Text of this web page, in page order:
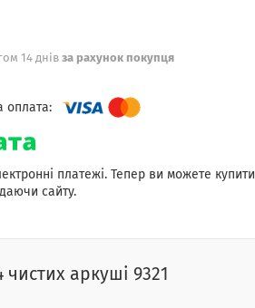
14 днів за рахунок покупця
платежі. Тепер ви можете купити
сайту.
аркуші 9321